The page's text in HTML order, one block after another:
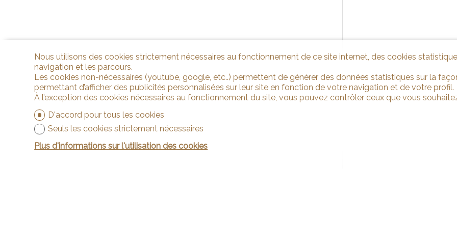
Nous utilisons des cookies strictement nécessaires au fonctionnement de ce site internet, des cookies
navigation et les parcours.
Les cookies non-nécessaires (youtube, google, etc..) permettent de générer des données statistiques sur la
permettant d’afficher des publicités personnalisées sur leur site en fonction de votre navigation et de votre profil.
À l’exception des cookies nécessaires au fonctionnement du site, vous pouvez contrôler ceux que vous
D'accord pour tous les cookies
Seuls les cookies strictement nécessaires
Plus d'informations sur l'utilisation des cookies